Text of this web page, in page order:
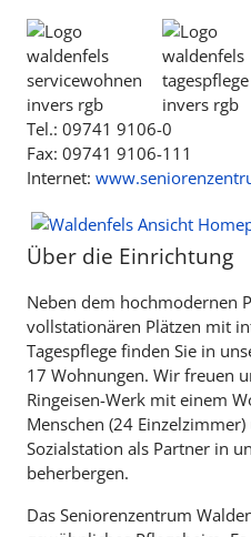
Tel.: 09741 9106-0
Fax: 09741 9106-111
Internet:
Über die Einrichtung
Neben dem hochmodernen
vollstationären Plätzen mit
Tagespflege finden Sie in
17 Wohnungen. Wir freuen
Ringeisen-Werk mit einem
Menschen (24
Sozialstation als Partner in
beherbergen.
Das Seniorenzentrum